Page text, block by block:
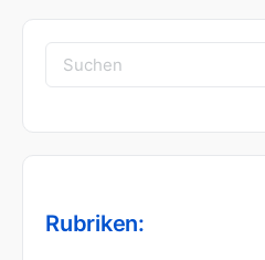
Suchen
nach:
Rubriken: